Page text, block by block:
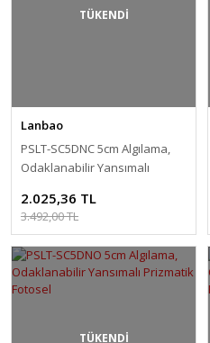
TÜKENDİ
Lanbao
PSLT-SC5DNC 5cm Algılama,
Odaklanabilir Yansımalı
2.025,36 TL
3.492,00 TL
TÜKENDİ